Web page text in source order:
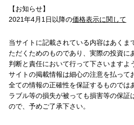
【お知らせ】
2021年4月1日以降の価格表示に関して
当サイトに記載されている内容はあくま
ただくためのものであり、実際の投資に
判断と責任において行って下さいますよ
サイトの掲載情報は細心の注意を払って
全ての情報の正確性を保証するものでは
ラブル等の損失が被っても損害等の保証
ので、予めご了承下さい。